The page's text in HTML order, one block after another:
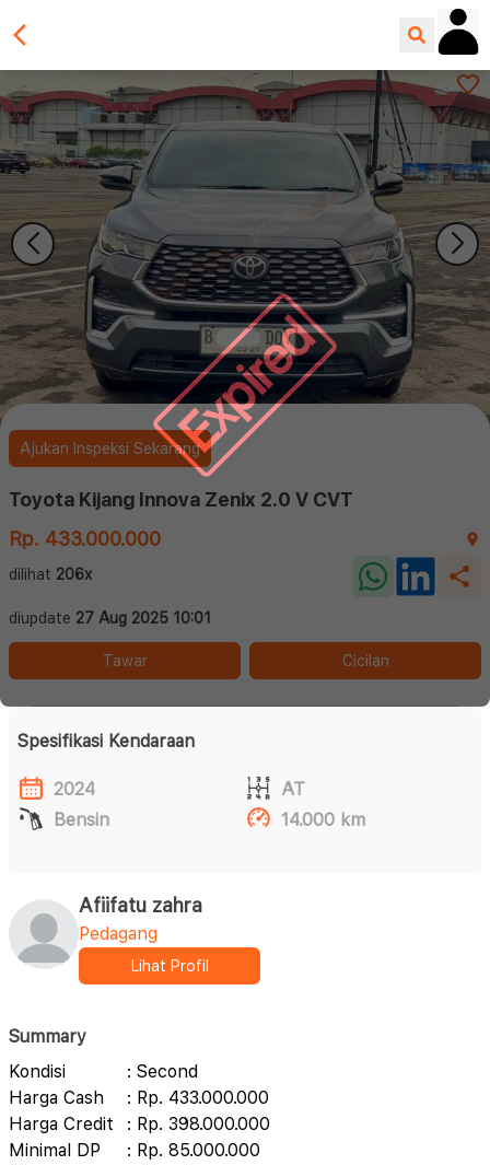
Expired
Ajukan Inspeksi Sekarang
Toyota Kijang Innova Zenix 2.0 V CVT
Rp. 433.000.000
dilihat 206x
diupdate 27 Aug 2025 10:01
Tawar Cicilan
Spesifikasi Kendaraan
2024
AT
Bensin
14.000 km
Afiifatu zahra
Pedagang
Lihat Profil
Summary
Kondisi
: Second
Harga Cash
: Rp. 433.000.000
Harga Credit
: Rp. 398.000.000
Minimal DP
: Rp. 85.000.000